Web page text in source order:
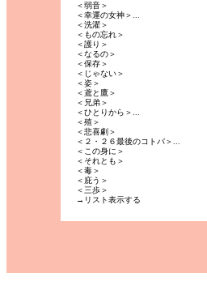
＜弱音＞
＜幸運の女神＞...
＜洗濯＞
＜もの忘れ＞
＜護り＞
＜なるの＞
＜保存＞
＜じゃない＞
＜姿＞
＜鳶と鷹＞
＜兄弟＞
＜ひとりから＞...
＜殖＞
＜悲喜劇＞
＜２・２６最後のコトバ＞...
＜この身に＞
＜それとも＞
＜毒＞
＜庇う＞
＜三歩＞
→リスト表示する